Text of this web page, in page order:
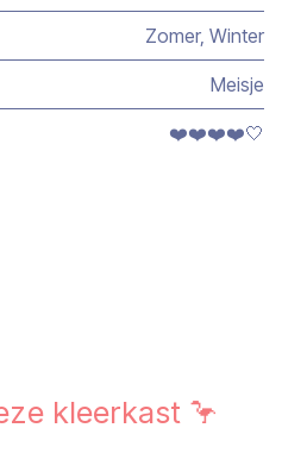
Zomer, Winter
Meisje
❤️❤️❤️❤️🤍
kleerkast 🦩